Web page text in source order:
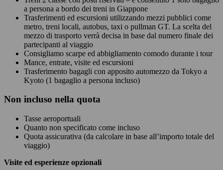
a persona a bordo dei treni in Giappone
Trasferimenti ed escursioni utilizzando mezzi pubblici come
metro, treni locali, autobus, taxi o pullman GT. La scelta del
mezzo di trasporto verrà decisa in base dal numero finale dei
partecipanti al viaggio
Consigliamo scarpe ed abbigliamento comodo durante i tour
Mance, entrate, visite ed escursioni
Trasferimento bagagli con apposito automezzo da Tokyo a
Kyoto (1 bagaglio a persona incluso)
Non incluso nella quota
Tasse aeroportuali
Quanto non specificato come incluso
Quota assicurativa (da calcolare in base all’importo totale del
viaggio)
Visite ed esperienze opzionali